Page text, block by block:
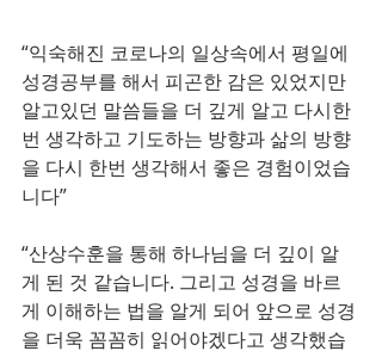
“익숙해진 코로나의 일상속에서 평일에
성경공부를 해서 피곤한 감은 있었지만
알고있던 말씀들을 더 깊게 알고 다시한
번 생각하고 기도하는 방향과 삶의 방향
을 다시 한번 생각해서 좋은 경험이었습
니다”
“산상수훈을 통해 하나님을 더 깊이 알
게 된 것 같습니다. 그리고 성경을 바르
게 이해하는 법을 알게 되어 앞으로 성경
을 더욱 꼼꼼히 읽어야겠다고 생각했습